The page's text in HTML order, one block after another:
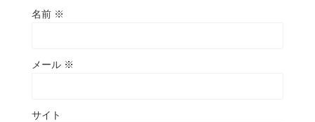
名前 ※
メール ※
サイト